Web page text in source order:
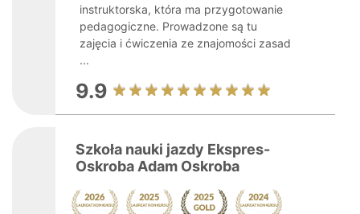
instruktorska, która ma przygotowanie
pedagogiczne. Prowadzone są tu
zajęcia i ćwiczenia ze znajomości zasad
...
9.9
Szkoła nauki jazdy Ekspres-
Oskroba Adam Oskroba